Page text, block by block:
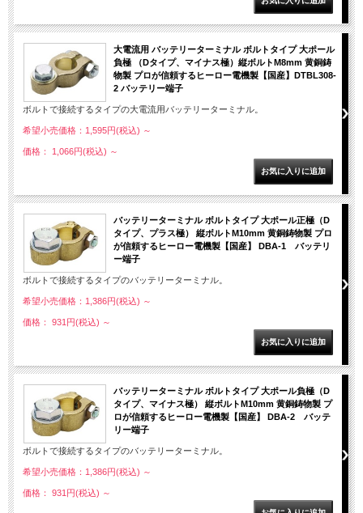
大電流用 バッテリーターミナル ボルトタイプ 大ポール
負極 （Dタイプ、マイナス極）縦ボルトM8mm 黄銅鋳
物製 プロが信頼するヒーロー電機製【国産】DTBL308-
2 バッテリー端子
ボルトで接続するタイプの大電流用バッテリーターミナル。
希望小売価格：1,595円(税込) ～
価格： 1,066円(税込) ～
バッテリーターミナル ボルトタイプ 大ポール正極（D
タイプ、プラス極） 縦ボルトM10mm 黄銅鋳物製 プロ
が信頼するヒーロー電機製【国産】 DBA-1 バッテリ
ー端子
ボルトで接続するタイプのバッテリーターミナル。
希望小売価格：1,386円(税込) ～
価格： 931円(税込) ～
バッテリーターミナル ボルトタイプ 大ポール負極（D
タイプ、マイナス極） 縦ボルトM10mm 黄銅鋳物製 プ
ロが信頼するヒーロー電機製【国産】 DBA-2 バッテ
リー端子
ボルトで接続するタイプのバッテリーターミナル。
希望小売価格：1,386円(税込) ～
価格： 931円(税込) ～